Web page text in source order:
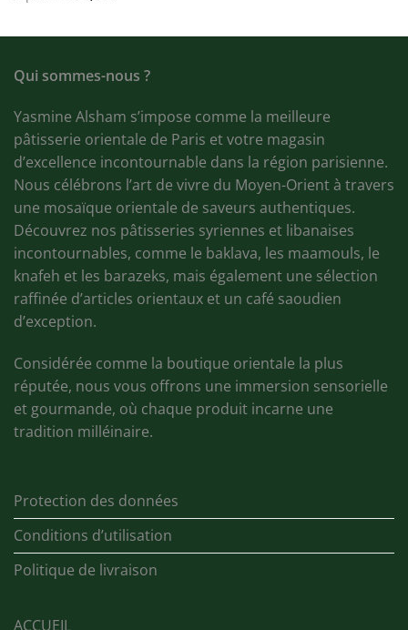
Qui sommes-nous ?
Yasmine Alsham s’impose comme la meilleure
pâtisserie orientale de Paris et votre magasin
d’excellence incontournable dans la région parisienne.
Nous célébrons l’art de vivre du Moyen-Orient à travers
une mosaïque orientale de saveurs authentiques.
Découvrez nos pâtisseries syriennes et libanaises
incontournables, comme le baklava, les maamouls, le
knafeh et les barazeks, mais également une sélection
raffinée d’articles orientaux et un café saoudien
d’exception.
Considérée comme la boutique orientale la plus
réputée, nous vous offrons une immersion sensorielle
et gourmande, où chaque produit incarne une
tradition milléinaire.
Protection des données
Conditions d’utilisation
Politique de livraison
ACCUEIL